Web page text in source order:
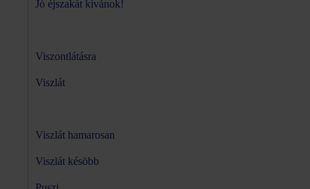
Jó éjszakát kívánok!
Viszontlátásra
Viszlát
Viszlát hamarosan
Viszlát késöbb